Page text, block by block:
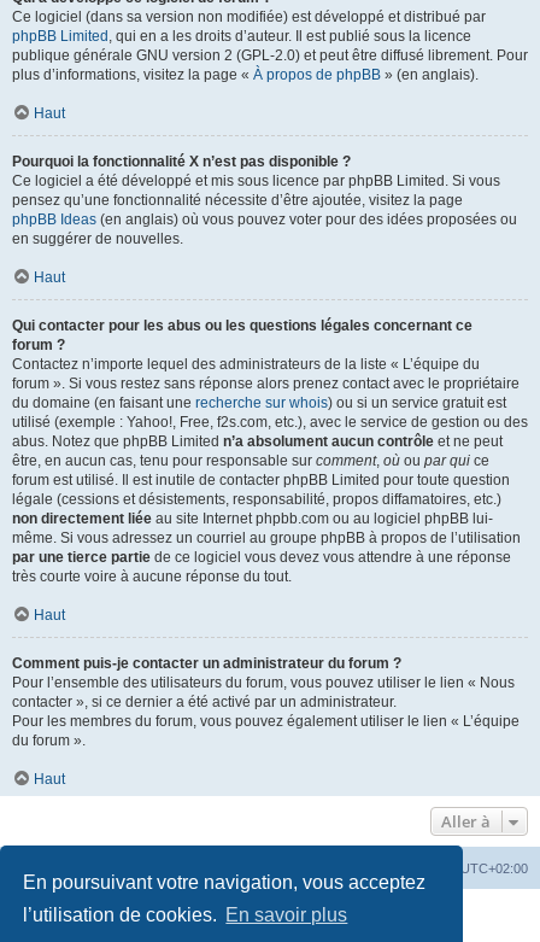
En poursuivant votre navigation, vous acceptez
l’utilisation de cookies. En savoir plus
Ce logiciel (dans sa version non modifiée) est développé et distribué par
phpBB Limited , qui en a les droits d’auteur. Il est publié sous la licence
publique générale GNU version 2 (GPL-2.0) et peut être diffusé librement. Pour
plus d’informations, visitez la page « À propos de phpBB » (en anglais).
Haut
Pourquoi la fonctionnalité X n’est pas disponible ?
Ce logiciel a été développé et mis sous licence par phpBB Limited. Si vous
pensez qu’une fonctionnalité nécessite d’être ajoutée, visitez la page
phpBB Ideas (en anglais) où vous pouvez voter pour des idées proposées ou
en suggérer de nouvelles.
Haut
Qui contacter pour les abus ou les questions légales concernant ce
forum ?
Contactez n’importe lequel des administrateurs de la liste « L’équipe du
forum ». Si vous restez sans réponse alors prenez contact avec le propriétaire
du domaine (en faisant une recherche sur whois) ou si un service gratuit est
utilisé (exemple : Yahoo!, Free, f2s.com, etc.), avec le service de gestion ou des
abus. Notez que phpBB Limited n’a absolument aucun contrôle et ne peut
être, en aucun cas, tenu pour responsable sur comment, où ou par qui ce
forum est utilisé. Il est inutile de contacter phpBB Limited pour toute question
légale (cessions et désistements, responsabilité, propos diffamatoires, etc.)
non directement liée au site Internet phpbb.com ou au logiciel phpBB lui-
même. Si vous adressez un courriel au groupe phpBB à propos de l’utilisation
par une tierce partie de ce logiciel vous devez vous attendre à une réponse
très courte voire à aucune réponse du tout.
Haut
Comment puis-je contacter un administrateur du forum ?
Pour l’ensemble des utilisateurs du forum, vous pouvez utiliser le lien « Nous
contacter », si ce dernier a été activé par un administrateur.
Pour les membres du forum, vous pouvez également utiliser le lien « L’équipe
du forum ».
Haut
Aller à
UTC+02:00
Développé parphpBB® Forum Software © phpBB Limited